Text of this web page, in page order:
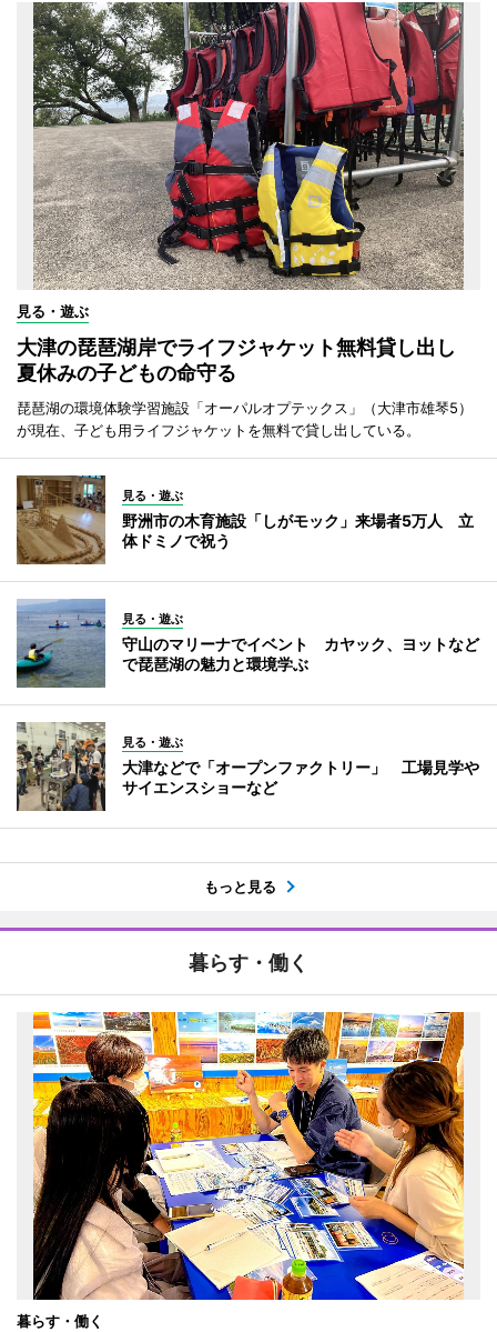
見る・遊ぶ
大津の琵琶湖岸でライフジャケット無料貸し出し
夏休みの子どもの命守る
琵琶湖の環境体験学習施設「オーパルオプテックス」（大津市雄琴5）
が現在、子ども用ライフジャケットを無料で貸し出している。
見る・遊ぶ
野洲市の木育施設「しがモック」来場者5万人 立
体ドミノで祝う
見る・遊ぶ
守山のマリーナでイベント カヤック、ヨットなど
で琵琶湖の魅力と環境学ぶ
見る・遊ぶ
大津などで「オープンファクトリー」 工場見学や
サイエンスショーなど
もっと見る
暮らす・働く
暮らす・働く